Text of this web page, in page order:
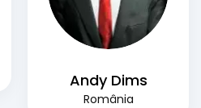
Andy Dims
România